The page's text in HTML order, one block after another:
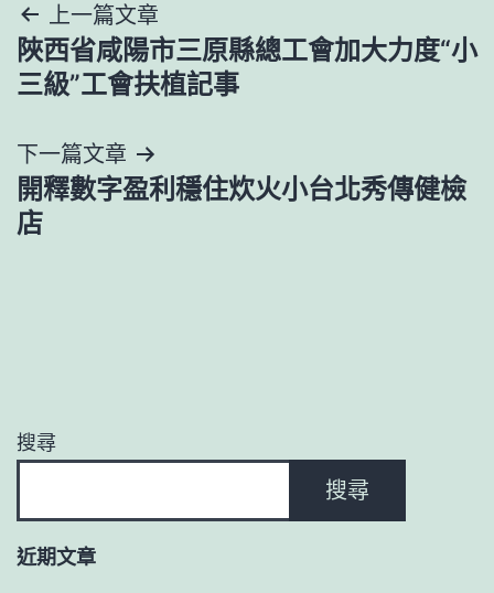
文
章
覽
上一篇文章
陜西省咸陽市三原縣總工會加大力度“小
三級”工會扶植記事
下一篇文章
開釋數字盈利穩住炊火小台北秀傳健檢
店
搜尋
搜尋
近期文章